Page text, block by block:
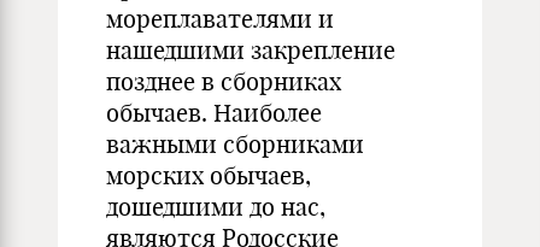
мореплавателями и
нашедшими закрепление
позднее в сборниках
обычаев. Наиболее
важными сборниками
морских обычаев,
дошедшими до нас,
являются Родосские